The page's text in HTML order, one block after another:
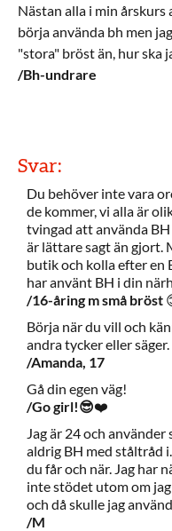
Nästan alla i min årskurs
börja använda bh men
"stora" bröst än, hur ska
/Bh-undrare
Svar:
Du behöver inte vara
de kommer, vi alla är
tvingad att använda
är lättare sagt än gjort.
butik och kolla efter en
har använt BH i din
/16-åring m små bröst
Börja när du vill och
andra tycker eller
/Amanda, 17
Gå din egen väg!
/Go girl!😎❤️
Jag är 24 och
aldrig BH med ståltråd
du får och när. Jag har
inte stödet utom om
och då skulle jag
/M